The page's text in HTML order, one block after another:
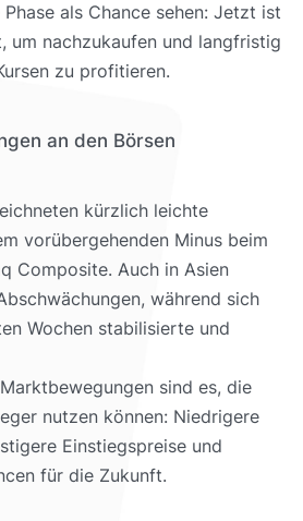
als Chance sehen: Jetzt ist
um nachzukaufen und langfristig
zu profitieren.
an den Börsen
kürzlich leichte
vorübergehenden Minus beim
Composite. Auch in Asien
während sich
Wochen stabilisierte und
sind es, die
nutzen können: Niedrigere
Einstiegspreise und
für die Zukunft.